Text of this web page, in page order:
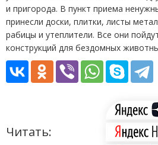
и пригорода. В пункт приема
принесли доски, плитки, листы
рабицы и утеплители. Все они
конструкций для бездомных
Читать: